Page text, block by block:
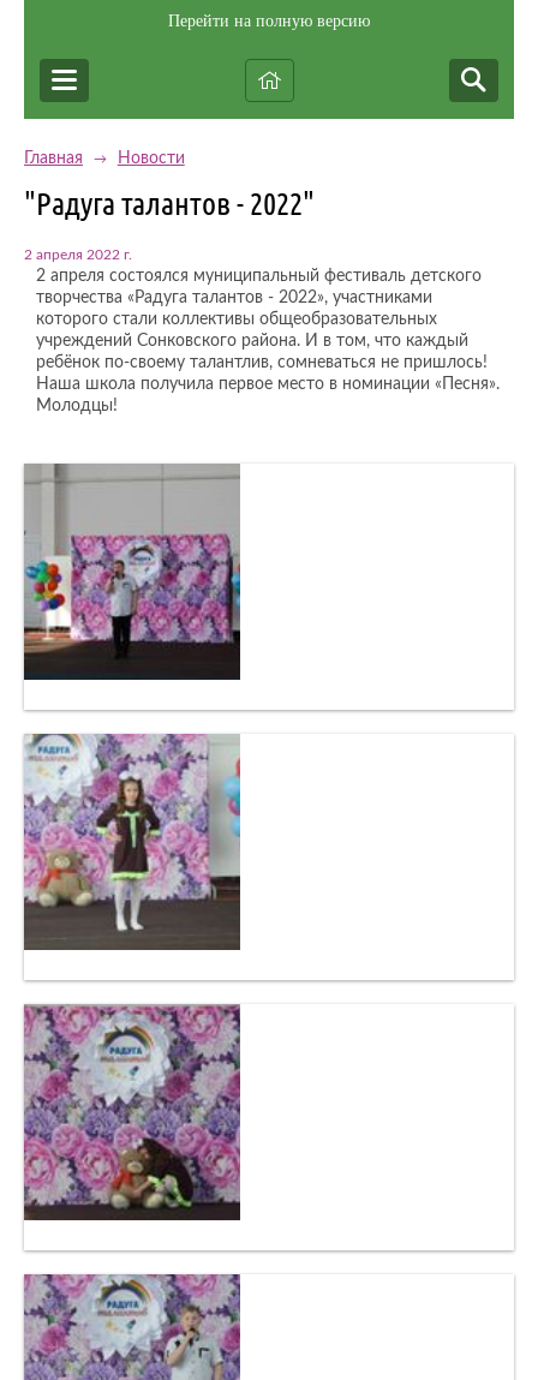
Перейти на полную версию
Главная → Новости
"Радуга талантов - 2022"
2 апреля 2022 г.
2 апреля состоялся муниципальный фестиваль детского
творчества «Радуга талантов - 2022», участниками
которого стали коллективы общеобразовательных
учреждений Сонковского района. И в том, что каждый
ребёнок по-своему талантлив, сомневаться не пришлось!
Наша школа получила первое место в номинации «Песня».
Молодцы!